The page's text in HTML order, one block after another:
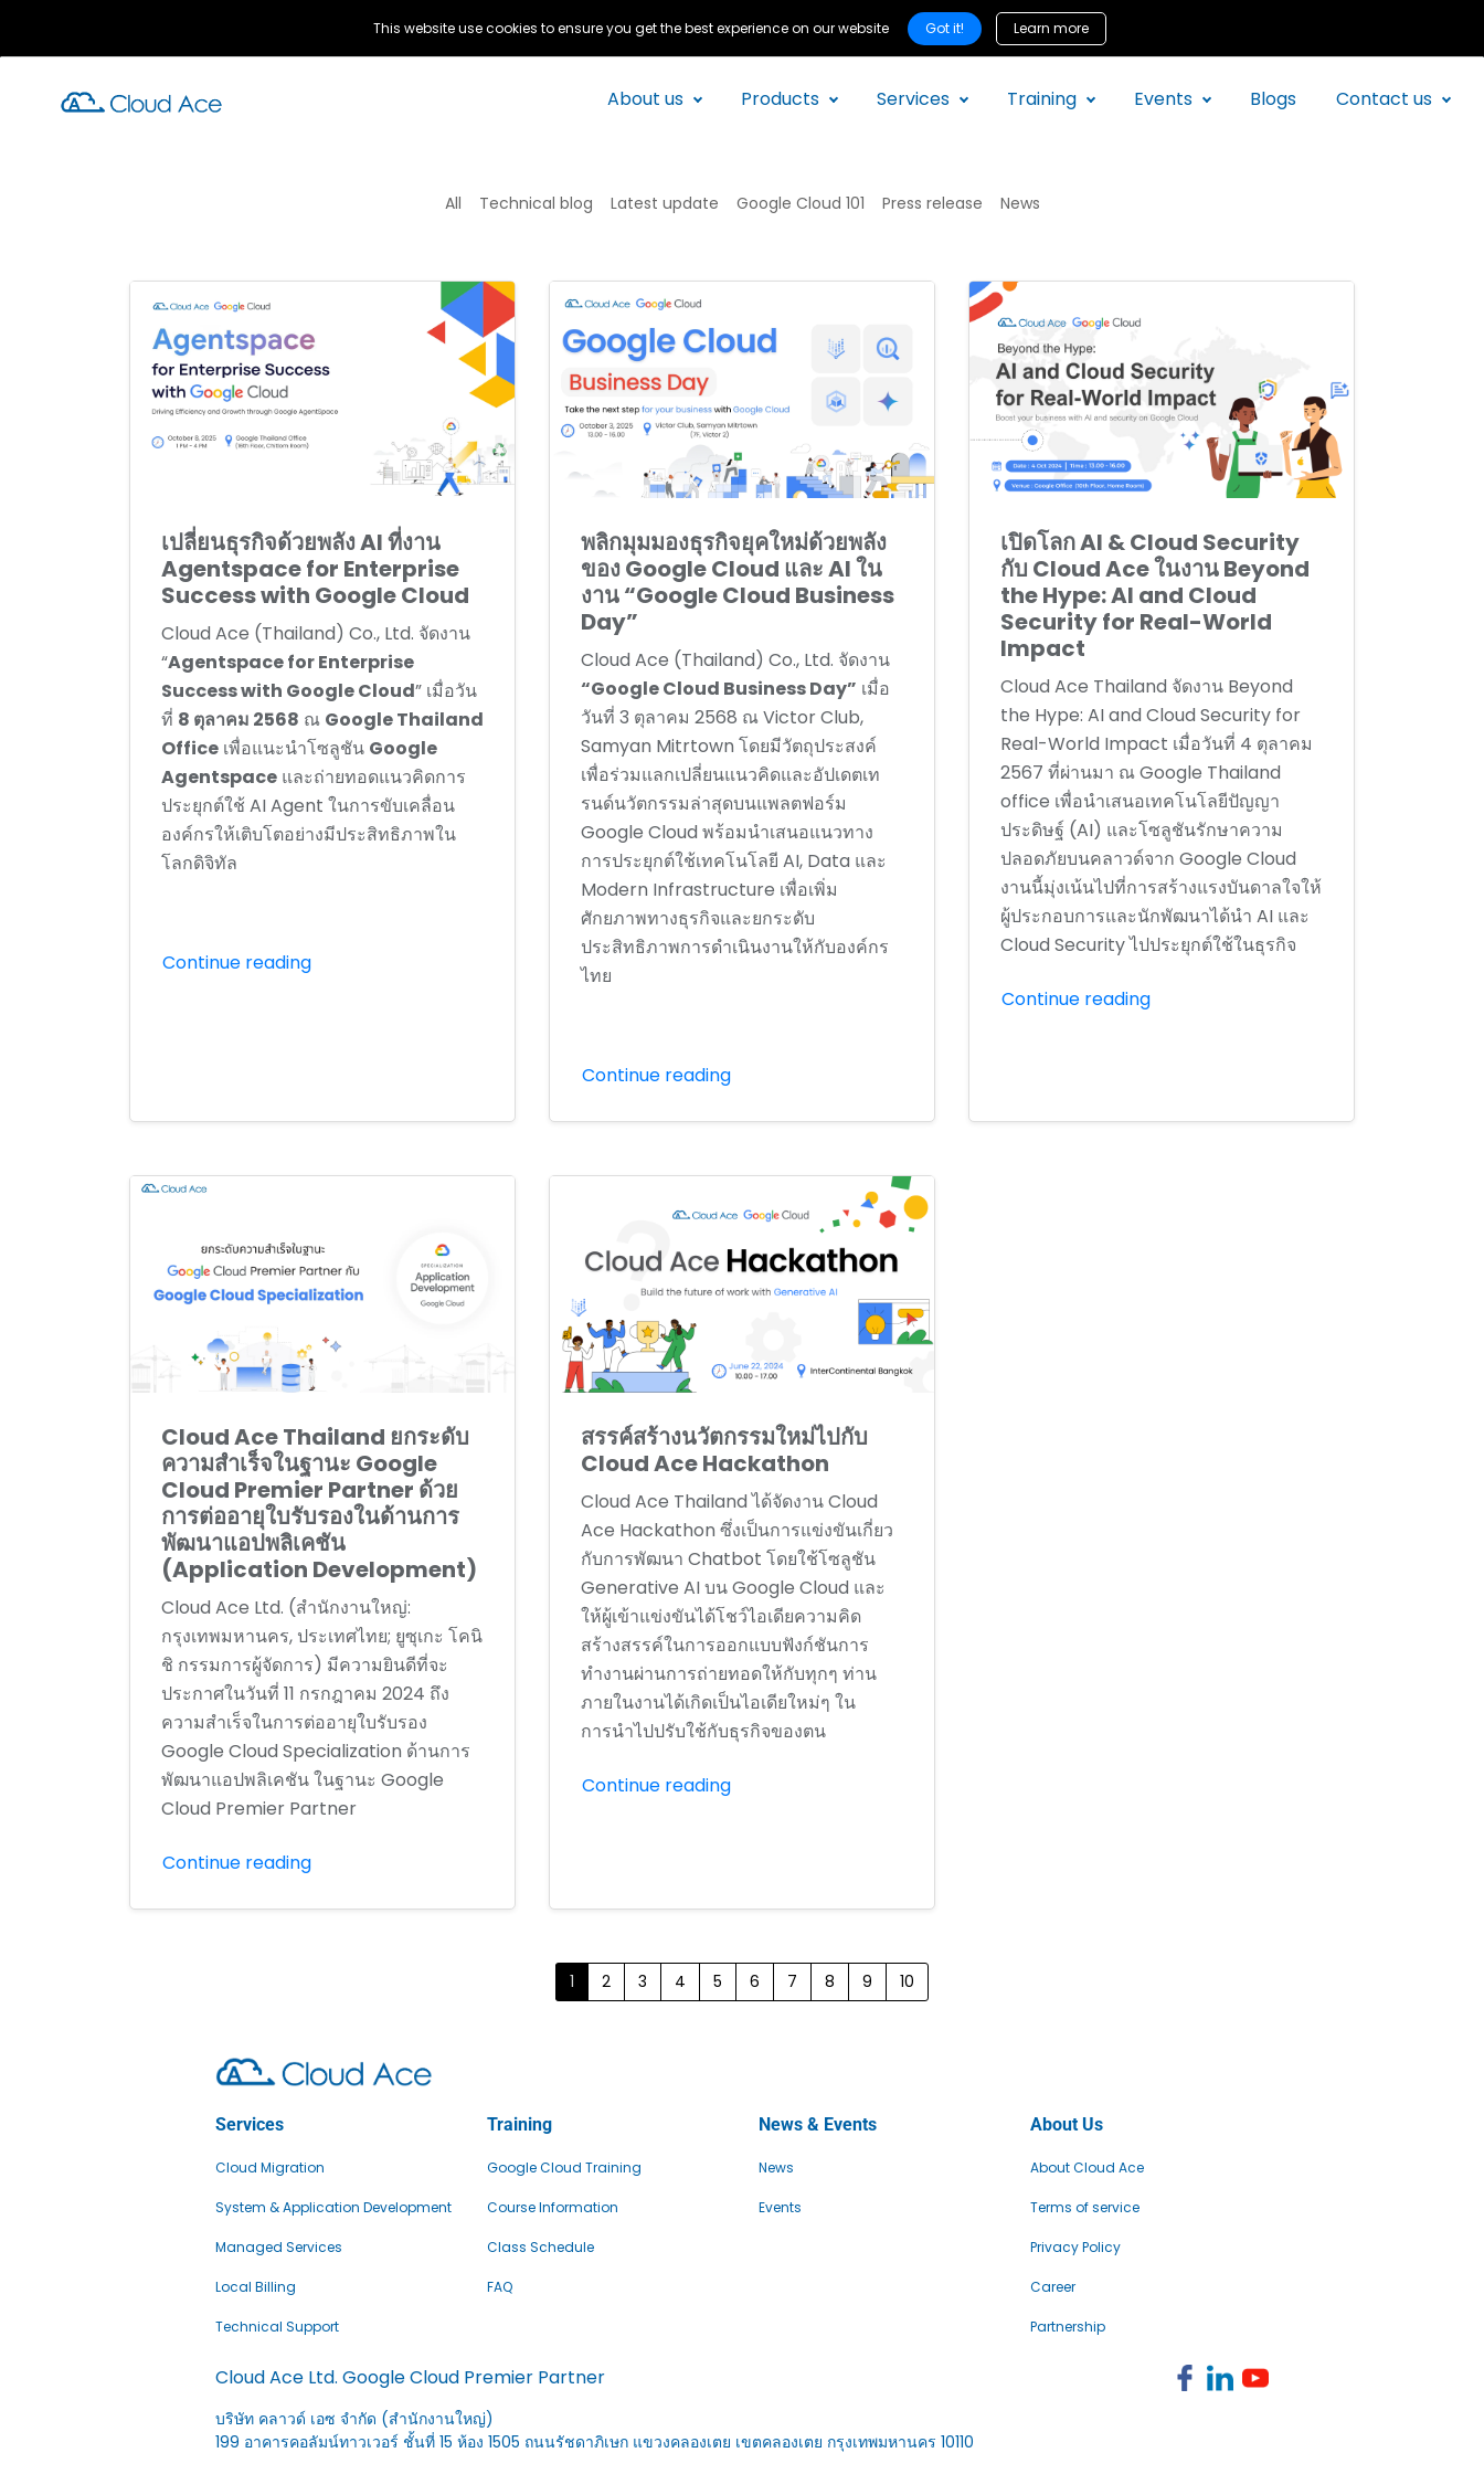
This website use cookies to ensure you get the best experience on our website Got it! Learn more
About us Products Services Training Events Blogs Contact us
All Technical blog Latest update Google Cloud 101 Press release News
เปลี่ยนธุรกิจด้วยพลัง AI ที่งาน
Agentspace for Enterprise
Success with Google Cloud
Cloud Ace (Thailand) Co., Ltd. จัดงาน
“Agentspace for Enterprise
Success with Google Cloud” เมื่อวัน
ที่ 8 ตุลาคม 2568 ณ Google Thailand
Office เพื่อแนะนำโซลูชัน Google
Agentspace และถ่ายทอดแนวคิดการ
ประยุกต์ใช้ AI Agent ในการขับเคลื่อน
องค์กรให้เติบโตอย่างมีประสิทธิภาพใน
โลกดิจิทัล
Continue reading
พลิกมุมมองธุรกิจยุคใหม่ด้วยพลัง
ของ Google Cloud และ AI ใน
งาน “Google Cloud Business
Day”
Cloud Ace (Thailand) Co., Ltd. จัดงาน
“Google Cloud Business Day” เมื่อ
วันที่ 3 ตุลาคม 2568 ณ Victor Club,
Samyan Mitrtown โดยมีวัตถุประสงค์
เพื่อร่วมแลกเปลี่ยนแนวคิดและอัปเดตเท
รนด์นวัตกรรมล่าสุดบนแพลตฟอร์ม
Google Cloud พร้อมนำเสนอแนวทาง
การประยุกต์ใช้เทคโนโลยี AI, Data และ
Modern Infrastructure เพื่อเพิ่ม
ศักยภาพทางธุรกิจและยกระดับ
ประสิทธิภาพการดำเนินงานให้กับองค์กร
ไทย
Continue reading
เปิดโลก AI & Cloud Security
กับ Cloud Ace ในงาน Beyond
the Hype: AI and Cloud
Security for Real-World
Impact
Cloud Ace Thailand จัดงาน Beyond
the Hype: AI and Cloud Security for
Real-World Impact เมื่อวันที่ 4 ตุลาคม
2567 ที่ผ่านมา ณ Google Thailand
office เพื่อนำเสนอเทคโนโลยีปัญญา
ประดิษฐ์ (AI) และโซลูชันรักษาความ
ปลอดภัยบนคลาวด์จาก Google Cloud
งานนี้มุ่งเน้นไปที่การสร้างแรงบันดาลใจให้
ผู้ประกอบการและนักพัฒนาได้นำ AI และ
Cloud Security ไปประยุกต์ใช้ในธุรกิจ
Continue reading
Cloud Ace Thailand ยกระดับ
ความสำเร็จในฐานะ Google
Cloud Premier Partner ด้วย
การต่ออายุใบรับรองในด้านการ
พัฒนาแอปพลิเคชัน
(Application Development)
Cloud Ace Ltd. (สำนักงานใหญ่:
กรุงเทพมหานคร, ประเทศไทย; ยูซุเกะ โคนิ
ชิ กรรมการผู้จัดการ) มีความยินดีที่จะ
ประกาศในวันที่ 11 กรกฎาคม 2024 ถึง
ความสำเร็จในการต่ออายุใบรับรอง
Google Cloud Specialization ด้านการ
พัฒนาแอปพลิเคชัน ในฐานะ Google
Cloud Premier Partner
Continue reading
สรรค์สร้างนวัตกรรมใหม่ไปกับ
Cloud Ace Hackathon
Cloud Ace Thailand ได้จัดงาน Cloud
Ace Hackathon ซึ่งเป็นการแข่งขันเกี่ยว
กับการพัฒนา Chatbot โดยใช้โซลูชัน
Generative AI บน Google Cloud และ
ให้ผู้เข้าแข่งขันได้โชว์ไอเดียความคิด
สร้างสรรค์ในการออกแบบฟังก์ชันการ
ทำงานผ่านการถ่ายทอดให้กับทุกๆ ท่าน
ภายในงานได้เกิดเป็นไอเดียใหม่ๆ ใน
การนำไปปรับใช้กับธุรกิจของตน
Continue reading
1 2 3 4 5 6 7 8 9 10
Services
Cloud Migration
System & Application Development
Managed Services
Local Billing
Technical Support
Training
Google Cloud Training
Course Information
Class Schedule
FAQ
News & Events
News
Events
About Us
About Cloud Ace
Terms of service
Privacy Policy
Career
Partnership
Cloud Ace Ltd. Google Cloud Premier Partner
บริษัท คลาวด์ เอซ จำกัด (สำนักงานใหญ่)
199 อาคารคอลัมน์ทาวเวอร์ ชั้นที่ 15 ห้อง 1505 ถนนรัชดาภิเษก แขวงคลองเตย เขตคลองเตย กรุงเทพมหานคร 10110